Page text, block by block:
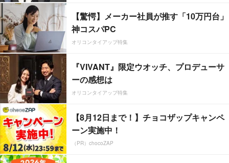
【驚愕】メーカー社員が推す「10万円台」
神コスパPC
オリコンタイアップ特集
『VIVANT』限定ウオッチ、プロデューサ
ーの感想は
オリコンタイアップ特集
【8月12日まで！】チョコザップキャンペ
ーン実施中！
（PR）chocoZAP